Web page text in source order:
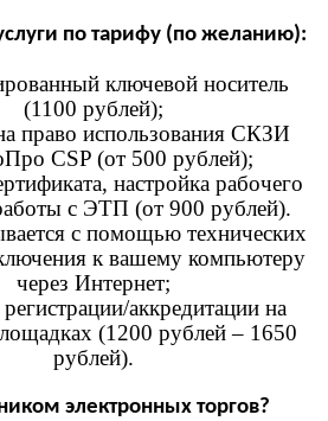
по тарифу (по желанию):
ключевой носитель
(1100 рублей);
право использования СКЗИ
CSP (от 500 рублей);
настройка рабочего
с ЭТП (от 900 рублей).
с помощью технических
к вашему компьютеру
через Интернет;
аккредитации на
(1200 рублей – 1650
рублей).
электронных торгов?